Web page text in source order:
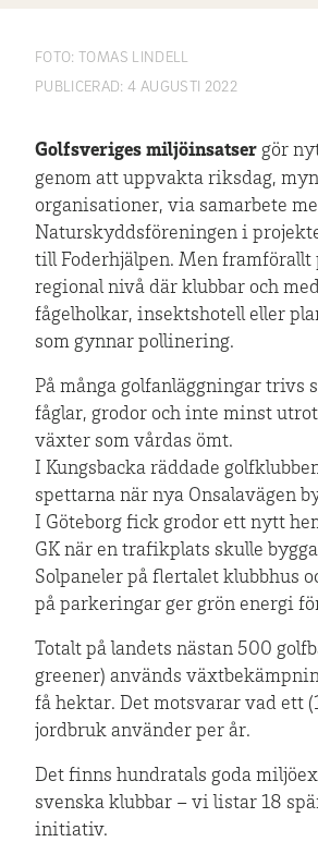
FOTO:TOMAS LINDELL
PUBLICERAD:4 AUGUSTI 2022
Golfsveriges miljöinsatser gör
genom att uppvakta riksdag,
organisationer, via samarbete
Naturskyddsföreningen i
till Foderhjälpen. Men framförallt
regional nivå där klubbar och
fågelholkar, insektshotell eller
som gynnar pollinering.
På många golfanläggningar trivs
fåglar, grodor och inte minst
växter som vårdas ömt.
I Kungsbacka räddade
spettarna när nya Onsalavägen
I Göteborg fick grodor ett nytt
GK när en trafikplats skulle
Solpaneler på flertalet klubbhus
på parkeringar ger grön energi
Totalt på landets nästan 500
greener) används
få hektar. Det motsvarar vad ett
jordbruk använder per år.
Det finns hundratals goda
svenska klubbar – vi listar 18
initiativ.